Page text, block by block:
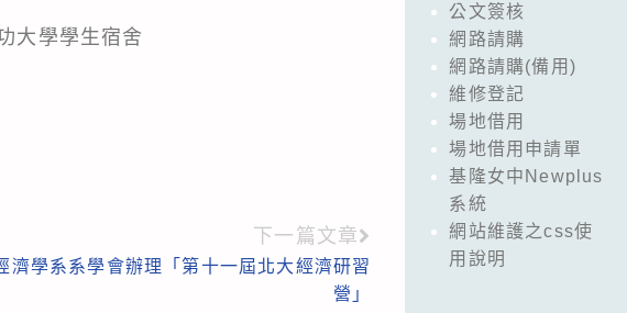
大學學生宿舍
下一篇文章
濟學系系學會辦理「第十一屆北大經濟研習
營」
公文簽核
網路請購
網路請購(備用)
維修登記
場地借用
場地借用申請單
基隆女中Newplus
系統
網站維護之css使
用說明